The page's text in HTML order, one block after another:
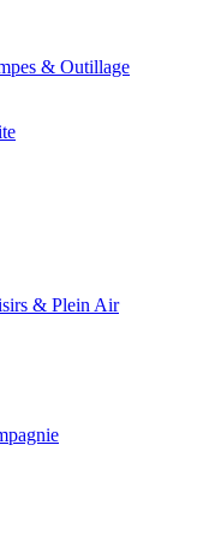
& Outillage
& Plein Air